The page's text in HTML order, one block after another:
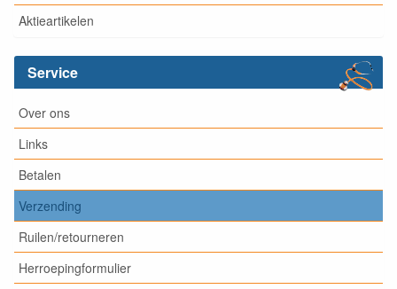
Aktieartikelen
Service
Over ons
Links
Betalen
Verzending
Ruilen/retourneren
Herroepingformulier